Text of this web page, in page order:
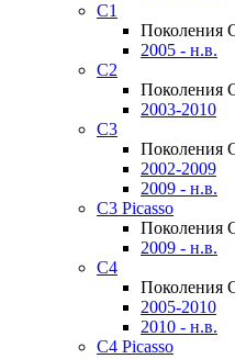
C1
Поколения
2005 - н.в.
C2
Поколения
2003-2010
C3
Поколения
2002-2009
2009 - н.в.
C3 Picasso
Поколения
2009 - н.в.
C4
Поколения
2005-2010
2010 - н.в.
C4 Picasso